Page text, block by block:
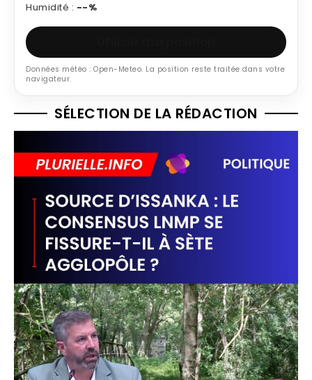
Humidité : --%
Données météo : Open-Meteo. La position reste traitée dans votre
navigateur.
SÉLECTION DE LA RÉDACTION